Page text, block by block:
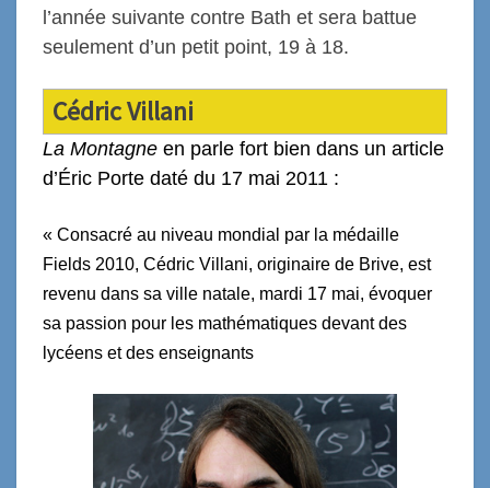
l’année suivante contre Bath et sera battue
seulement d’un petit point, 19 à 18.
Cédric Villani
La Montagne en parle fort bien dans un article
d’Éric Porte daté du 17 mai 2011 :
« Consacré au niveau mondial par la médaille
Fields 2010, Cédric Villani, originaire de Brive, est
revenu dans sa ville natale, mardi 17 mai, évoquer
sa passion pour les mathématiques devant des
lycéens et des enseignants